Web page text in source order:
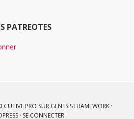
PATREOTES
PRO SUR GENESIS FRAMEWORK ·
· SE CONNECTER